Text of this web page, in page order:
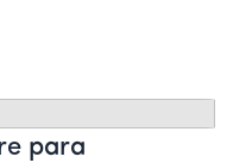
para